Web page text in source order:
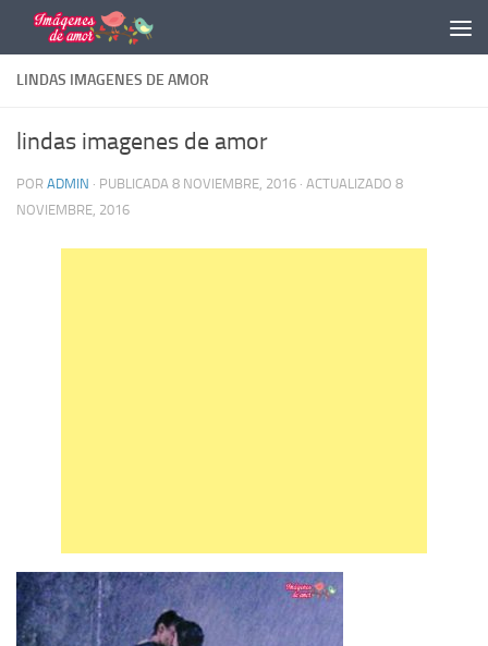
Saltar al contenido
LINDAS IMAGENES DE AMOR
lindas imagenes de amor
POR ADMIN · PUBLICADA 8 NOVIEMBRE, 2016 · ACTUALIZADO 8
NOVIEMBRE, 2016